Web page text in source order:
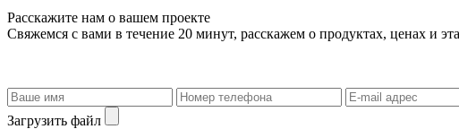
Расскажите нам о вашем проекте
Свяжемся с вами в течение 20 минут, расскажем о продуктах, ценах и
Загрузить файл